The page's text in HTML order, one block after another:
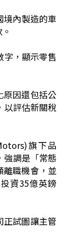
境內製造的車
字，顯示零售
原因還包括公
以評估新關稅
旗下品
強調是「常態
離職機會，並
資35億英鎊
正試圖讓主管